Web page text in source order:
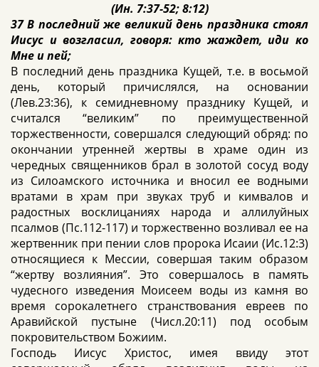
(Ин. 7:37-52; 8:12)
37 В последний же великий день праздника стоял
Иисус и возгласил, говоря: кто жаждет, иди ко
Мне и пей;
В последний день праздника Кущей, т.е. в восьмой
день, который причислялся, на основании
(Лев.23:36), к семидневному празднику Кущей, и
считался “великим” по преимущественной
торжественности, совершался следующий обряд: по
окончании утренней жертвы в храме один из
чередных священников брал в золотой сосуд воду
из Силоамского источника и вносил ее водными
вратами в храм при звуках труб и кимвалов и
радостных восклицаниях народа и аллилуйных
псалмов (Пс.112-117) и торжественно возливал ее на
жертвенник при пении слов пророка Исаии (Ис.12:3)
относящиеся к Мессии, совершая таким образом
“жертву возлияния”. Это совершалось в память
чудесного изведения Моисеем воды из камня во
время сорокалетнего странствования евреев по
Аравийской пустыне (Числ.20:11) под особым
покровительством Божиим.
Господь Иисус Христос, имея ввиду этот